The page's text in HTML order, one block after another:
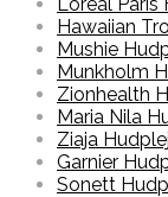
Hawaiian
Mushie
Munkholm
Zionhealth
Maria Nila
Ziaja
Garnier
Sonett